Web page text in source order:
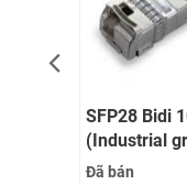
SFP28 Bidi
(Industrial
Đã bán